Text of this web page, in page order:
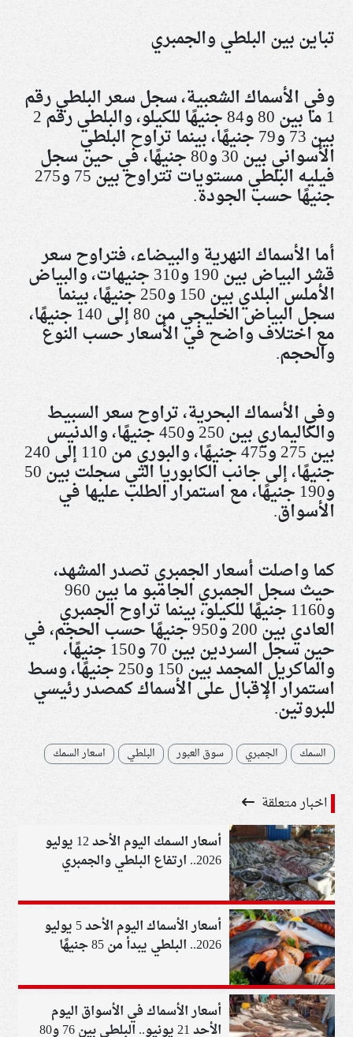
تباين بين البلطي والجمبري
وفي الأسماك الشعبية، سجل سعر البلطي رقم
1 ما بين 80 و84 جنيهًا للكيلو، والبلطي رقم 2
بين 73 و79 جنيهًا، بينما تراوح البلطي
الأسواني بين 30 و80 جنيهًا، في حين سجل
فيليه البلطي مستويات تتراوح بين 75 و275
جنيهًا حسب الجودة.
أما الأسماك النهرية والبيضاء، فتراوح سعر
قشر البياض بين 190 و310 جنيهات، والبياض
الأملس البلدي بين 150 و250 جنيهًا، بينما
سجل البياض الخليجي من 80 إلى 140 جنيهًا،
مع اختلاف واضح في الأسعار حسب النوع
والحجم.
وفي الأسماك البحرية، تراوح سعر السبيط
والكاليماري بين 250 و450 جنيهًا، والدنيس
بين 275 و475 جنيهًا، والبوري من 110 إلى 240
جنيهًا، إلى جانب الكابوريا التي سجلت بين 50
و190 جنيهًا، مع استمرار الطلب عليها في
الأسواق.
كما واصلت أسعار الجمبري تصدر المشهد،
حيث سجل الجمبري الجامبو ما بين 960
و1160 جنيهًا للكيلو، بينما تراوح الجمبري
العادي بين 200 و950 جنيهًا حسب الحجم، في
حين سجل السردين بين 70 و150 جنيهًا،
والماكريل المجمد بين 150 و250 جنيهًا، وسط
استمرار الإقبال على الأسماك كمصدر رئيسي
للبروتين.
السمك الجمبري سوق العبور البلطي اسعار السمك
اخبار متعلقة
أسعار السمك اليوم الأحد 12 يوليو
2026.. ارتفاع البلطي والجمبري
أسعار الأسماك اليوم الأحد 5 يوليو
2026.. البلطي يبدأ من 85 جنيهًا
أسعار الأسماك في الأسواق اليوم
الأحد 21 يونيو.. البلطي بين 76 و80